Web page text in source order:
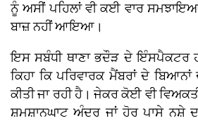
ਨੂੰ ਅਸੀਂ ਪਹਿਲਾਂ ਵੀ ਕਈ ਵਾਰ
ਬਾਜ਼ ਨਹੀਂ ਆਇਆ।
ਇਸ ਸਬੰਧੀ ਥਾਣਾ ਭਦੌੜ ਦੇ ਇੰਸਪੈਕਟਰ
ਕਿਹਾ ਕਿ ਪਰਿਵਾਰਕ ਮੈਂਬਰਾਂ ਦੇ
ਕੀਤੀ ਜਾ ਰਹੀ ਹੈ। ਜੇਕਰ ਕੋਈ ਵੀ
ਸ਼ਮਸ਼ਾਨਘਾਟ ਅੰਦਰ ਜਾਂ ਹੋਰ ਪਾਸੇ ਨਸ਼ੇ